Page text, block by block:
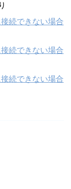
続できない場合
続できない場合
続できない場合